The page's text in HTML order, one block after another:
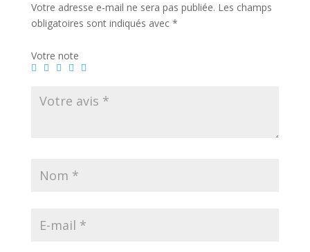
Votre adresse e-mail ne sera pas publiée. Les champs
obligatoires sont indiqués avec *
Votre note